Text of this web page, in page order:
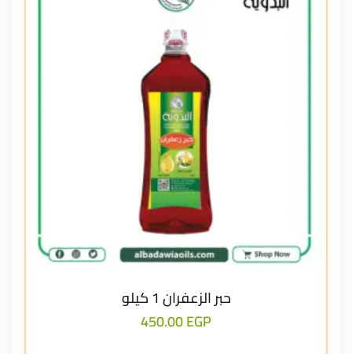
حبر الزعفران 1 كيلو
450.00EGP